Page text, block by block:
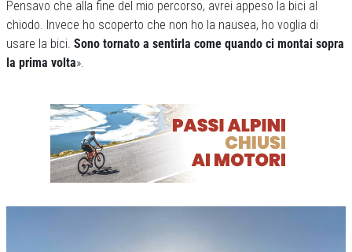
Pensavo che alla fine del mio percorso, avrei appeso la bici al
chiodo. Invece ho scoperto che non ho la nausea, ho voglia di
usare la bici. Sono tornato a sentirla come quando ci montai sopra
la prima volta».